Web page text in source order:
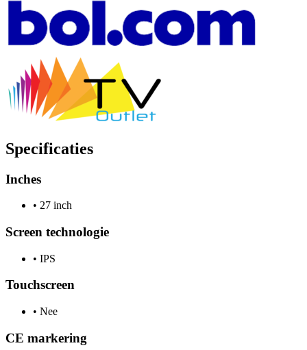
Specificaties
Inches
• 27 inch
Screen technologie
• IPS
Touchscreen
• Nee
CE markering